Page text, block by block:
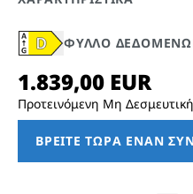
Προτεινόμενη Μη